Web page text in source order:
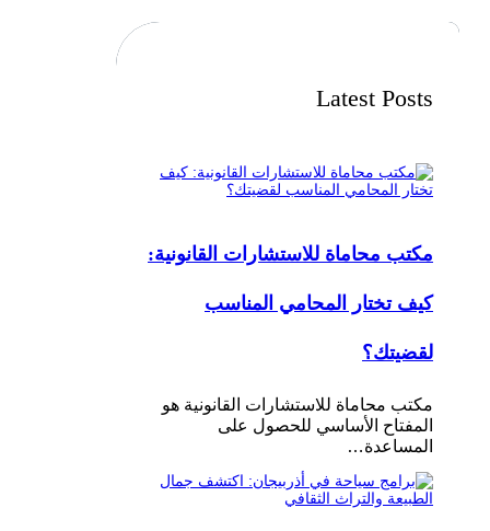
Latest Posts
مكتب محاماة للاستشارات القانونية:
كيف تختار المحامي المناسب
لقضيتك؟
مكتب محاماة للاستشارات القانونية هو
المفتاح الأساسي للحصول على
المساعدة…